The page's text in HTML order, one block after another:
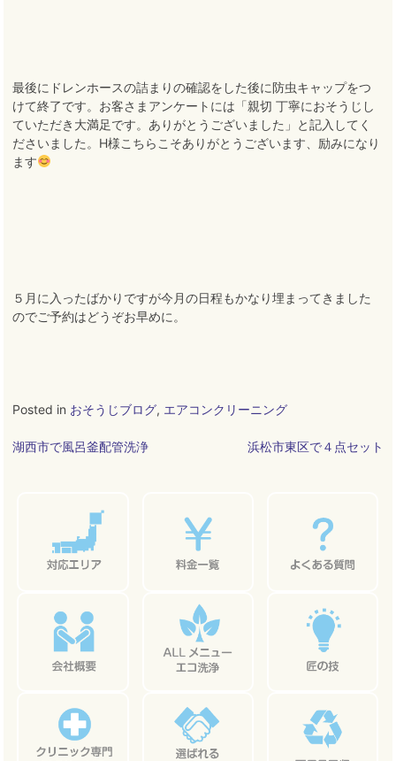
最後にドレンホースの詰まりの確認をした後に防虫キャップをつ
けて終了です。お客さまアンケートには「親切 丁寧におそうじし
ていただき大満足です。ありがとうございました」と記入してく
ださいました。H様こちらこそありがとうございます、励みになり
ます
５月に入ったばかりですが今月の日程もかなり埋まってきました
のでご予約はどうぞお早めに。
Posted in おそうじブログ, エアコンクリーニング
投
湖西市で風呂釜配管洗浄 浜松市東区で４点セット